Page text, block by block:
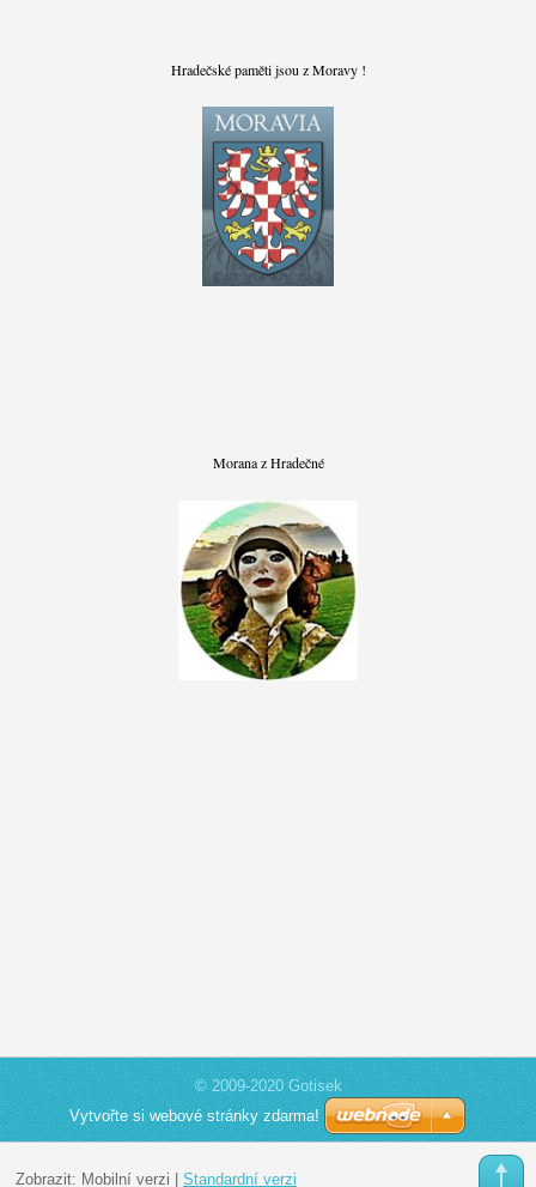
Hradečské paměti jsou z Moravy !
Morana z Hradečné
© 2009-2020 Gotisek
Vytvořte si webové stránky zdarma!
Zobrazit: Mobilní verzi Standardní verzi